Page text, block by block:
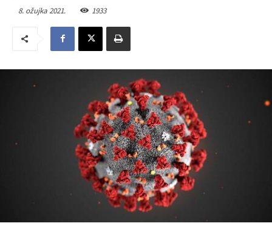
8. ožujka 2021. 1933